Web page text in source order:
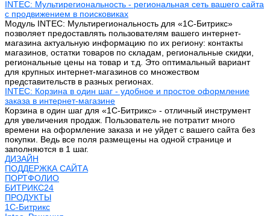
INTEC: Мультирегиональность - региональная сеть вашего сайта
с продвижением в поисковиках
Модуль INTEC: Мультирегиональность для «1С-Битрикс»
позволяет предоставлять пользователям вашего интернет-
магазина актуальную информацию по их региону: контакты
магазинов, остатки товаров по складам, региональные скидки,
региональные цены на товар и т.д. Это оптимальный вариант
для крупных интернет-магазинов со множеством
представительств в разных регионах.
INTEC: Корзина в один шаг - удобное и простое оформление
заказа в интернет-магазине
Корзина в один шаг для «1С-Битрикс» - отличный инструмент
для увеличения продаж. Пользователь не потратит много
времени на оформление заказа и не уйдет с вашего сайта без
покупки. Ведь все поля размещены на одной странице и
заполняются в 1 шаг.
ДИЗАЙН
ПОДДЕРЖКА САЙТА
ПОРТФОЛИО
БИТРИКС24
ПРОДУКТЫ
1С-Битрикс